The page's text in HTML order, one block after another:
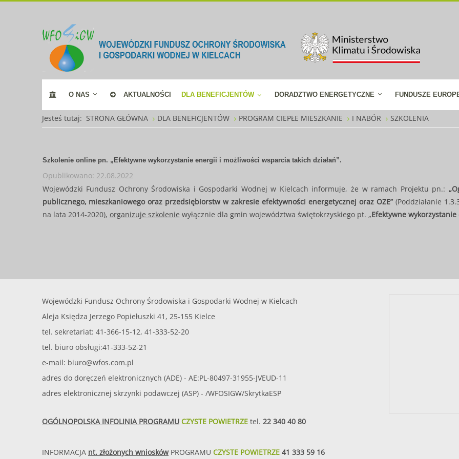
O NAS AKTUALNOŚCI DLA BENEFICJENTÓW DORADZTWO ENERGETYCZNE FUNDUSZE
Jesteś tutaj: STRONA GŁÓWNA DLA BENEFICJENTÓW PROGRAM CIEPŁE MIESZKANIE I NABÓR SZKOLENIA
Szkolenie online pn. „Efektywne wykorzystanie energii i możliwości wsparcia takich działań”.
Opublikowano: 22.08.2022
Wojewódzki Fundusz Ochrony Środowiska i Gospodarki Wodnej w Kielcach informuje, że w ramach Projektu pn.:
publicznego, mieszkaniowego oraz przedsiębiorstw w zakresie efektywności energetycznej oraz OZE”(Poddziałanie
na lata 2014-2020), organizuje szkolenie wyłącznie dla gmin województwa świętokrzyskiego pt. „Efektywne
Wojewódzki Fundusz Ochrony Środowiska i Gospodarki Wodnej w Kielcach
Aleja Księdza Jerzego Popiełuszki 41, 25-155 Kielce
tel. sekretariat: 41-366-15-12, 41-333-52-20
tel. biuro obsługi:41-333-52-21
e-mail: biuro@wfos.com.pl
adres do doręczeń elektronicznych (ADE) - AE:PL-80497-31955-JVEUD-11
adres elektronicznej skrzynki podawczej (ASP) - /WFOSIGW/SkrytkaESP
OGÓLNOPOLSKA INFOLINIA PROGRAMU CZYSTE POWIETRZE tel. 22 340 40 80
INFORMACJA nt. złożonych wniosków PROGRAMU CZYSTE POWIETRZE 41 333 59 16